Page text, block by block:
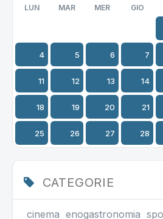
LUN MAR MER GIO
4 5 6 7
11 12 13 14
18 19 20 21
25 26 27 28
CATEGORIE
cinema enogastronomia